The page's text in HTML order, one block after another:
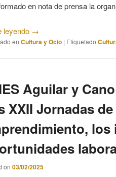
en nota de prensa la
leyendo →
en Cultura y Ocio | Etiquetado
Aguilar y
XXII Jornadas
los
on 03/02/2025